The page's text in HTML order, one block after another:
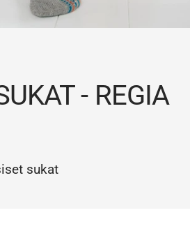
- REGIA
sukat